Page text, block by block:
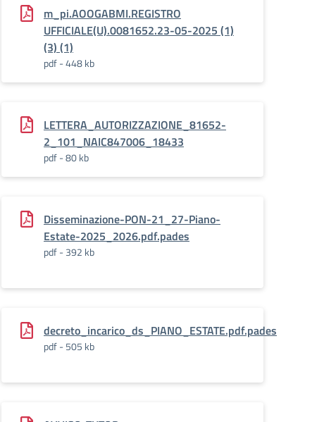
m_pi.AOOGABMI.REGISTRO
UFFICIALE(U).0081652.23-05-2025 (1)
(3) (1)
pdf - 448 kb
LETTERA_AUTORIZZAZIONE_81652-
2_101_NAIC847006_18433
pdf - 80 kb
Disseminazione-PON-21_27-Piano-
Estate-2025_2026.pdf.pades
pdf - 392 kb
decreto_incarico_ds_PIANO_ESTATE.pdf.pades
pdf - 505 kb